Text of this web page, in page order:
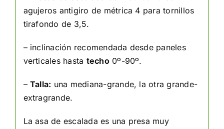
agujeros antigiro de métrica 4 para tornillos
tirafondo de 3,5.
– inclinación recomendada desde paneles
verticales hasta techo0º-90º.
– Talla: una mediana-grande, la otra grande-
extragrande.
La asa de escalada es una presa muy